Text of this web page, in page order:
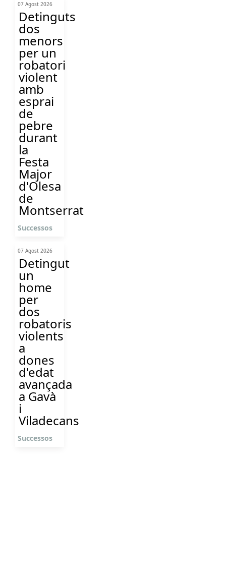
07 Agost 2026
Detinguts
dos
menors
per un
robatori
violent
amb
esprai
de
pebre
durant
la
Festa
Major
d'Olesa
de
Montserrat
Successos
07 Agost 2026
Detingut
un
home
per
dos
robatoris
violents
a
dones
d'edat
avançada
a Gavà
i
Viladecans
Successos